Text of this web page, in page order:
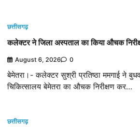
छत्तीसगढ़
कलेक्टर ने जिला अस्पताल का किया औचक
August 6, 2026 0
बेमेतरा।- कलेक्टर सुश्री प्रतिष्ठा ममगाई ने
चिकित्सालय बेमेतरा का औचक निरीक्षण कर…
छत्तीसगढ़